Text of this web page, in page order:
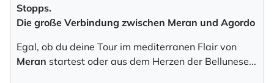
Stopps.
Die große Verbindung zwischen Meran und Agordo
Egal, ob du deine Tour im mediterranen Flair von
Meran startest oder aus dem Herzen der Bellunese...